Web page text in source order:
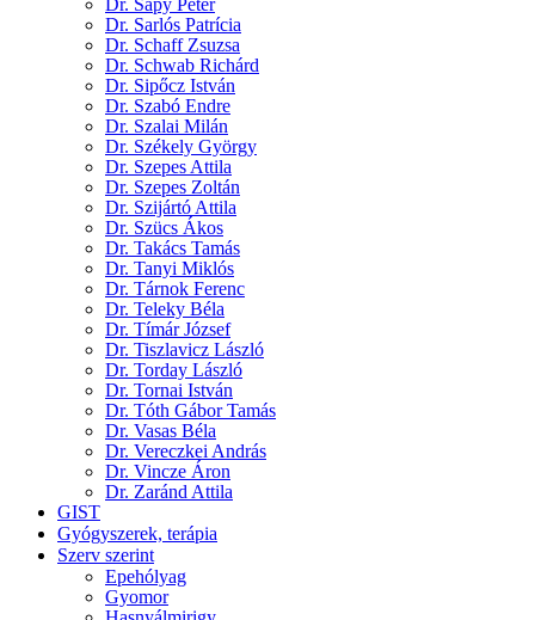
Dr. Sápy Péter
Dr. Sarlós Patrícia
Dr. Schaff Zsuzsa
Dr. Schwab Richárd
Dr. Sipőcz István
Dr. Szabó Endre
Dr. Szalai Milán
Dr. Székely György
Dr. Szepes Attila
Dr. Szepes Zoltán
Dr. Szijártó Attila
Dr. Szücs Ákos
Dr. Takács Tamás
Dr. Tanyi Miklós
Dr. Tárnok Ferenc
Dr. Teleky Béla
Dr. Tímár József
Dr. Tiszlavicz László
Dr. Torday László
Dr. Tornai István
Dr. Tóth Gábor Tamás
Dr. Vasas Béla
Dr. Vereczkei András
Dr. Vincze Áron
Dr. Zaránd Attila
GIST
Gyógyszerek, terápia
Szerv szerint
Epehólyag
Gyomor